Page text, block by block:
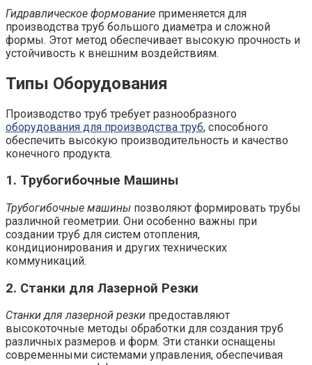
Гидравлическое формование применяется для
производства труб большого диаметра и сложной
формы. Этот метод обеспечивает высокую прочность и
устойчивость к внешним воздействиям.
Типы Оборудования
Производство труб требует разнообразного
оборудования для производства труб, способного
обеспечить высокую производительность и качество
конечного продукта.
1. Трубогибочные Машины
Трубогибочные машины позволяют формировать трубы
различной геометрии. Они особенно важны при
создании труб для систем отопления,
кондиционирования и других технических
коммуникаций.
2. Станки для Лазерной Резки
Станки для лазерной резки предоставляют
высокоточные методы обработки для создания труб
различных размеров и форм. Эти станки оснащены
современными системами управления, обеспечивая